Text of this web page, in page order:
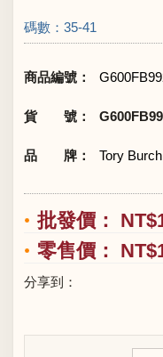
碼數：35-41
商品編號：
貨 號：
品 牌： Tory
批發價：
零售價：
分享到：